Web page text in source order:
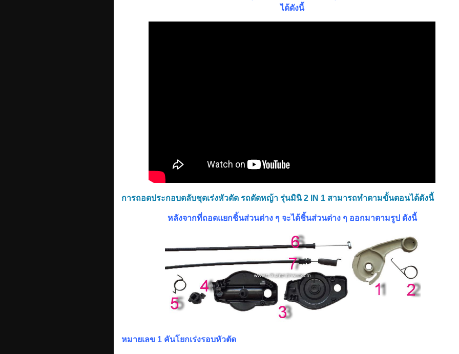
ได้ดังนี้
การถอดประกอบตลับชุดเร่งหัวตัด รถตัดหญ้า รุ่นมินิ 2 IN 1 สามารถทำตามขั้นตอนได้ดังนี้
หลังจากที่ถอดแยกชิ้นส่วนต่าง ๆ จะได้ชิ้นส่วนต่าง ๆ ออกมาตามรูป ดังนี้
หมายเลข 1 คันโยกเร่งรอบหัวตัด